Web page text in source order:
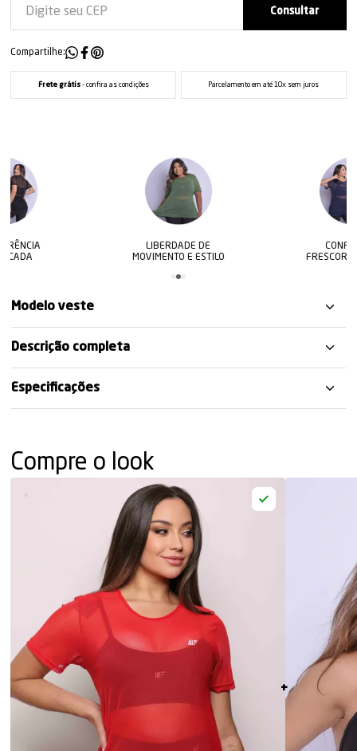
Compartilhe:
Frete grátis- confira as condições Parcelamento em até 10x sem juros
LIBERDADE DE
MOVIMENTO E ESTILO
CONFORTO E
FRESCOR O DIA
Modelo veste
Descrição completa
Especificações
Compre o look